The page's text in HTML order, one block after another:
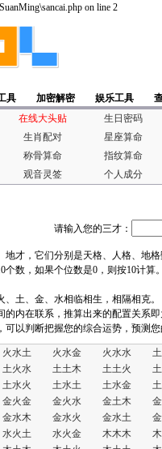
on line 2
具 加密解密 娱乐工具
在线大头贴
生日密码
生肖配对
星座算命
称骨算命
指纹算命
观音灵签 个人成分
请输入您的三才：
地才，它们分别是天格、人格、地
个数，如果个位数是0，则按10计算
土、金、水相临相生，相隔相克。
的内在联系，推算出来的配置关系
可以判断把握您的综合运势，预测
火水土 火水金 火水水
土火水 土土木 土土火
土水火 土水土 土水金
金火金 金火水 金土木
金水木 金水火 金水土
水火土 水火金 木木木